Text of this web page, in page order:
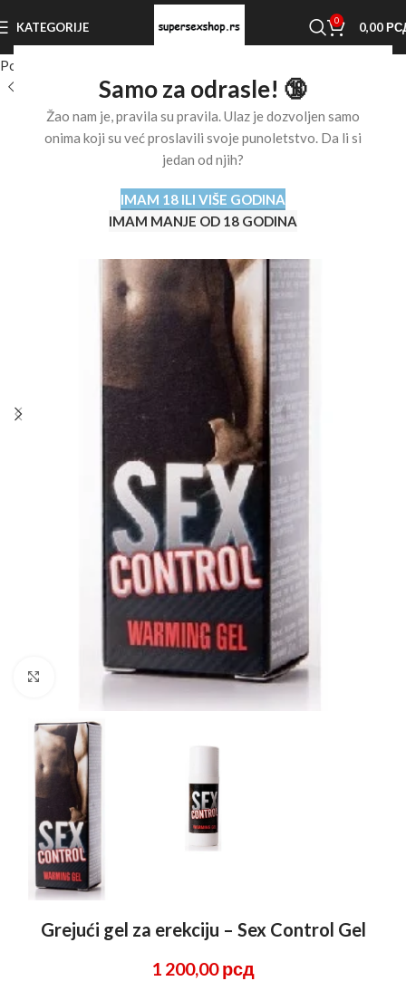
Samo za odrasle! 🔞
Žao nam je, pravila su pravila. Ulaz je dozvoljen samo
onima koji su već proslavili svoje punoletstvo. Da li si
jedan od njih?
IMAM 18 ILI VIŠE GODINA
IMAM MANJE OD 18 GODINA
KATEGORIJE 0 0,00
Početna stranica
Click to enlarge
Grejući gel za erekciju – Sex Control Gel
1 200,00рсд